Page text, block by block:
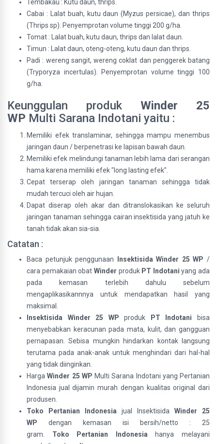
Tembakau : Kutu daun, thrips.
Cabai : Lalat buah, kutu daun (Myzus persicae), dan thrips
(Thrips sp). Penyemprotan volume tinggi 200 g/ha.
Tomat : Lalat buah, kutu daun, thrips dan lalat daun.
Timun : Lalat daun, oteng-oteng, kutu daun dan thrips.
Padi : wereng sangit, wereng coklat dan penggerek batang
(Tryporyza incertulas). Penyemprotan volume tinggi 100
g/ha.
Keunggulan produk Winder 25
WP Multi Sarana Indotani yaitu :
Memiliki efek translaminar, sehingga mampu menembus
jaringan daun / berpenetrasi ke lapisan bawah daun.
Memiliki efek melindungi tanaman lebih lama dari serangan
hama karena memiliki efek "long lasting efek".
Cepat terserap oleh jaringan tanaman sehingga tidak
mudah tercuci oleh air hujan.
Dapat diserap oleh akar dan ditranslokasikan ke seluruh
jaringan tanaman sehingga cairan insektisida yang jatuh ke
tanah tidak akan sia-sia.
Catatan :
Baca petunjuk penggunaan Insektisida Winder 25 WP /
cara pemakaian obat Winder produk PT Indotani yang ada
pada kemasan terlebih dahulu sebelum
mengaplikasikannnya untuk mendapatkan hasil yang
maksimal.
Insektisida Winder 25 WP produk PT Indotani bisa
menyebabkan keracunan pada mata, kulit, dan gangguan
pernapasan. Sebisa mungkin hindarkan kontak langsung
terutama pada anak-anak untuk menghindari dari hal-hal
yang tidak diinginkan.
HargaWinder 25 WP Multi Sarana Indotani yang Pertanian
Indonesia jual dijamin murah dengan kualitas original dari
produsen.
Toko Pertanian Indonesia jual Insektisida Winder 25
WP dengan kemasan isi bersih/netto : 25
gram. Toko Pertanian Indonesia hanya melayani